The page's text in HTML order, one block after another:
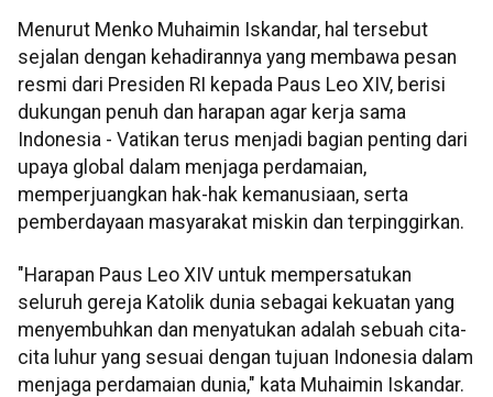
Menurut Menko Muhaimin Iskandar, hal tersebut
sejalan dengan kehadirannya yang membawa pesan
resmi dari Presiden RI kepada Paus Leo XIV, berisi
dukungan penuh dan harapan agar kerja sama
Indonesia - Vatikan terus menjadi bagian penting dari
upaya global dalam menjaga perdamaian,
memperjuangkan hak-hak kemanusiaan, serta
pemberdayaan masyarakat miskin dan terpinggirkan.
"Harapan Paus Leo XIV untuk mempersatukan
seluruh gereja Katolik dunia sebagai kekuatan yang
menyembuhkan dan menyatukan adalah sebuah cita-
cita luhur yang sesuai dengan tujuan Indonesia dalam
menjaga perdamaian dunia," kata Muhaimin Iskandar.